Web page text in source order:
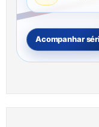
Acompanhar